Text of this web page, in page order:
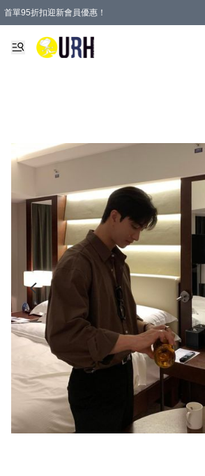
首單95折扣迎新會員優惠！
特選會員可享全單低至 95 折優惠！
單一訂單滿HKD600(澳門HKD800)包郵寄順豐送到家。